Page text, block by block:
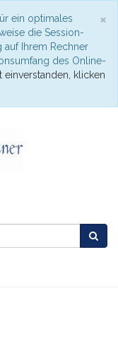
×
ein optimales
die Session-
auf Ihrem Rechner
des Online-
einverstanden, klicken